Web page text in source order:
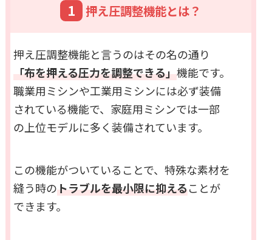
1 押え圧調整機能とは？
押え圧調整機能と言うのはその名の通り
「布を押える圧力を調整できる」 機能です。
職業用ミシンや工業用ミシンには必ず装備
されている機能で、家庭用ミシンでは一部
の上位モデルに多く装備されています。
この機能がついていることで、特殊な素材を
縫う時の トラブルを最小限に抑えることが
できます。